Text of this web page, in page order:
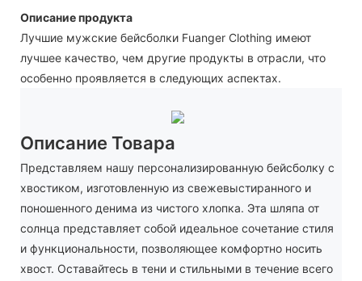
Описание продукта
Лучшие мужские бейсболки Fuanger Clothing имеют
лучшее качество, чем другие продукты в отрасли, что
особенно проявляется в следующих аспектах.
Описание Товара
Представляем нашу персонализированную бейсболку с
хвостиком, изготовленную из свежевыстиранного и
поношенного денима из чистого хлопка. Эта шляпа от
солнца представляет собой идеальное сочетание стиля
и функциональности, позволяющее комфортно носить
хвост. Оставайтесь в тени и стильными в течение всего